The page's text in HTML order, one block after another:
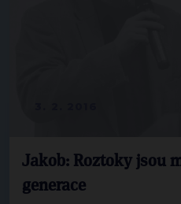
Jakob: Roztoky jsou
generace